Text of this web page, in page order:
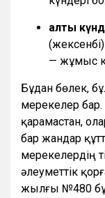
алты
— жұмыс
Бұдан бөлек,
мерекелер
қарамастан,
бар жандар
мерекелердің
әлеуметтік
жылғы №480